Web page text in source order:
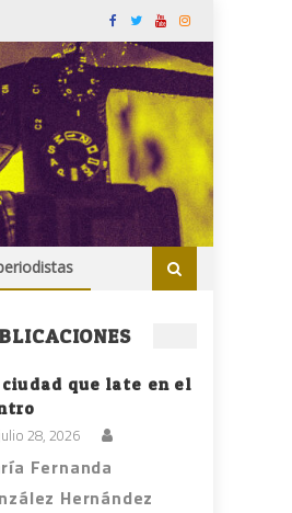
ciudad que late en el
julio 28, 2026
Fernanda
Hernández